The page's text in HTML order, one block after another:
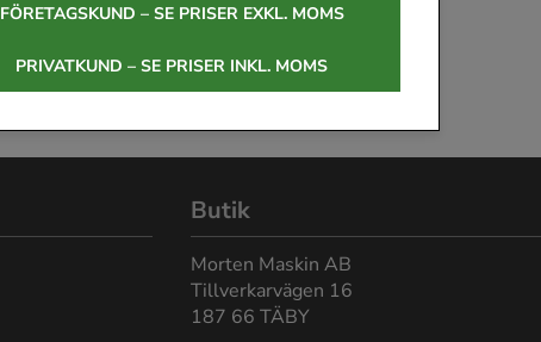
FÖRETAGSKUND – SE PRISER EXKL. MOMS
PRIVATKUND – SE PRISER INKL. MOMS
Butik
Morten Maskin AB
Tillverkarvägen 16
187 66 TÄBY